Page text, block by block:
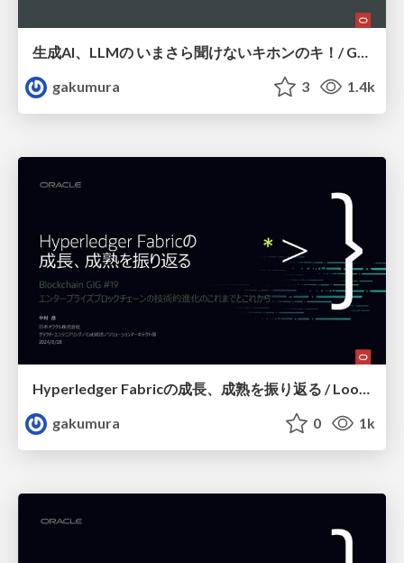
生成AI、LLMの いまさら聞けないキホンのキ！/ Generative AI and LLM 101
gakumura
3 1.4k
Hyperledger Fabricの成長、成熟を振り返る / Looking back history of Hyperledger Fabric
gakumura
0 1k